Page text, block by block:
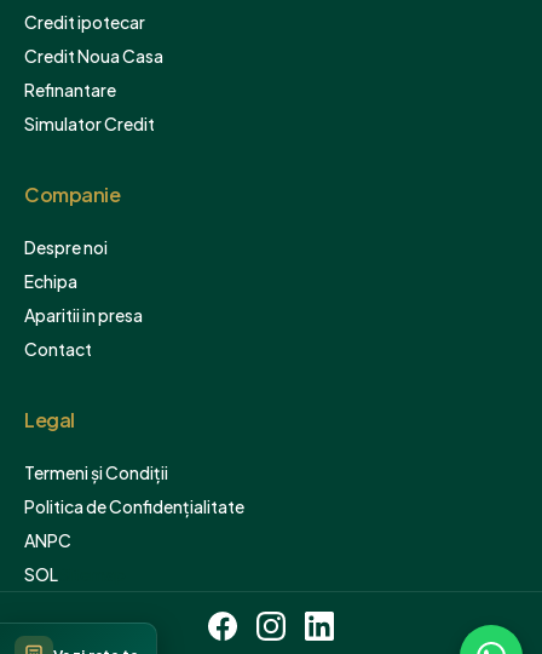
Credit ipotecar
Credit Noua Casa
Refinantare
Simulator Credit
Companie
Despre noi
Echipa
Aparitii in presa
Contact
Legal
Termeni și Condiții
Politica de Confidențialitate
ANPC
SOL